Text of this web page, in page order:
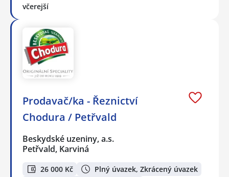
včerejší
Prodavač/ka - Řeznictví
Chodura / Petřvald
Beskydské uzeniny, a.s.
Petřvald, Karviná
26 000 Kč
Plný úvazek, Zkrácený úvazek